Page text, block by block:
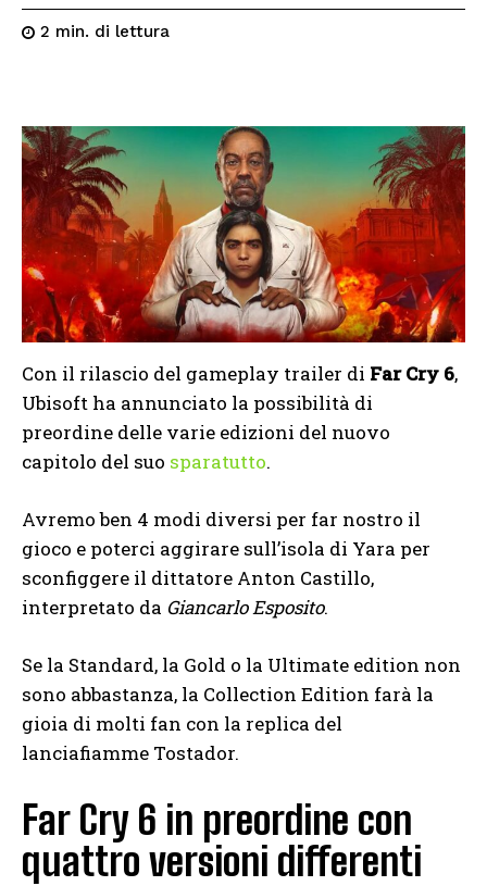
2 min. di lettura
Con il rilascio del gameplay trailer di Far Cry 6,
Ubisoft ha annunciato la possibilità di
preordine delle varie edizioni del nuovo
capitolo del suo sparatutto.
Avremo ben 4 modi diversi per far nostro il
gioco e poterci aggirare sull’isola di Yara per
sconfiggere il dittatore Anton Castillo,
interpretato da Giancarlo Esposito.
Se la Standard, la Gold o la Ultimate edition non
sono abbastanza, la Collection Edition farà la
gioia di molti fan con la replica del
lanciafiamme Tostador.
Far Cry 6 in preordine con
quattro versioni differenti